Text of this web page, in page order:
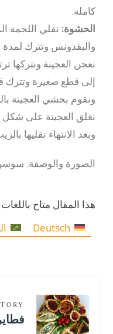
كامله.
الحشوة: نقلي اللحمة
والبقدونس وتترك
نعجن العجينة ونتركها
إلى قطع صغيرة وتترك
ونقوم بحشي العجينة
نغلق العجينة على
وبعد الانتهاء نقليها
الصورة والوصفة:
هذا المقال متاح باللغات
Deutsch